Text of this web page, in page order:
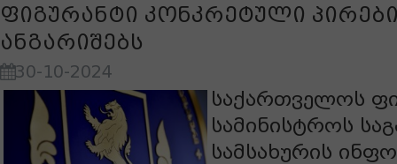
ფიგურანტი კონკრეტული
ანგარიშებს
30-10-2024
საქართველოს
სამინისტროს
სამსახურის